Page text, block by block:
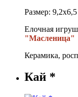
Размер:
Елочная
"Масленица"
Керамика,
Кай *